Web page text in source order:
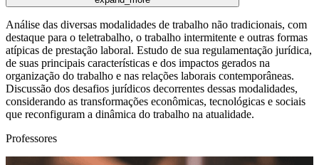
Análise das diversas modalidades de trabalho não tradicionais, com
destaque para o teletrabalho, o trabalho intermitente e outras formas
atípicas de prestação laboral. Estudo de sua regulamentação jurídica,
de suas principais características e dos impactos gerados na
organização do trabalho e nas relações laborais contemporâneas.
Discussão dos desafios jurídicos decorrentes dessas modalidades,
considerando as transformações econômicas, tecnológicas e sociais
que reconfiguram a dinâmica do trabalho na atualidade.
Professores